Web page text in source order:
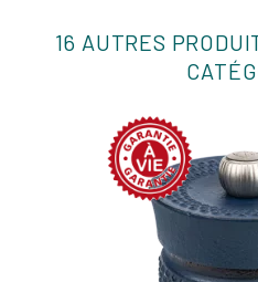
16 AUTRES